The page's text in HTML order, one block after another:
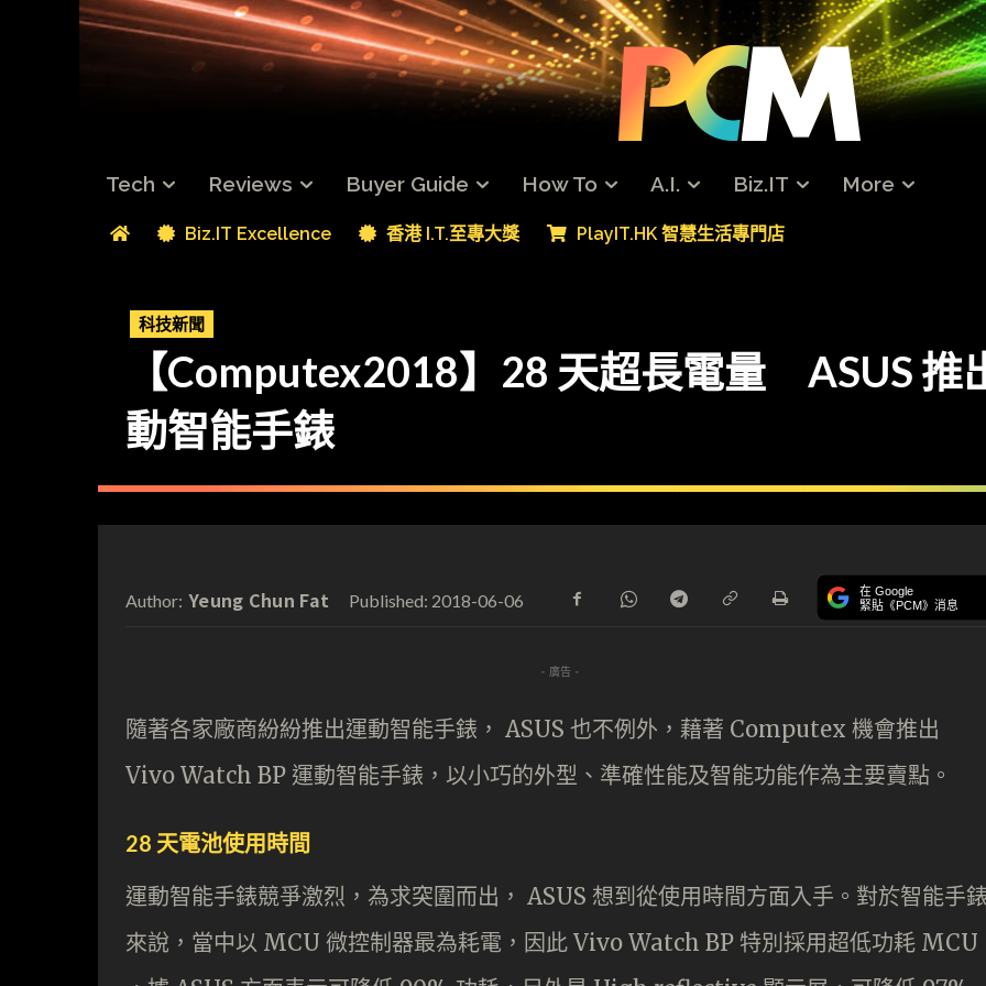
Tech Reviews Buyer Guide How To A.I. Biz.IT More
Biz.IT Excellence 香港 I.T.至專大獎 PlayIT.HK 智慧生活專門店
科技新聞
【Computex2018】28 天超長電量 ASUS 推
動智能手錶
Author: Yeung Chun Fat Published: 2018-06-06 在 Google
緊貼《PCM》消息
- 廣告 -
隨著各家廠商紛紛推出運動智能手錶， ASUS 也不例外，藉著 Computex 機會推出
Vivo Watch BP 運動智能手錶，以小巧的外型、準確性能及智能功能作為主要賣點。
28 天電池使用時間
運動智能手錶競爭激烈，為求突圍而出， ASUS 想到從使用時間方面入手。對於智能手
來說，當中以 MCU 微控制器最為耗電，因此 Vivo Watch BP 特別採用超低功耗 MCU